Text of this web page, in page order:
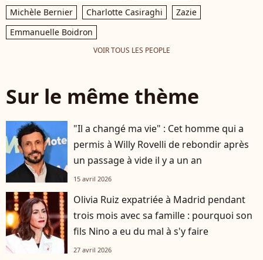
Michèle Bernier
Charlotte Casiraghi
Zazie
Emmanuelle Boidron
VOIR TOUS LES PEOPLE
Sur le même thème
"Il a changé ma vie" : Cet homme qui a
permis à Willy Rovelli de rebondir après
un passage à vide il y a un an
15 avril 2026
Olivia Ruiz expatriée à Madrid pendant
trois mois avec sa famille : pourquoi son
fils Nino a eu du mal à s'y faire
27 avril 2026